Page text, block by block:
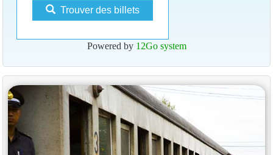
Trouver des billets
Powered by 12Go system